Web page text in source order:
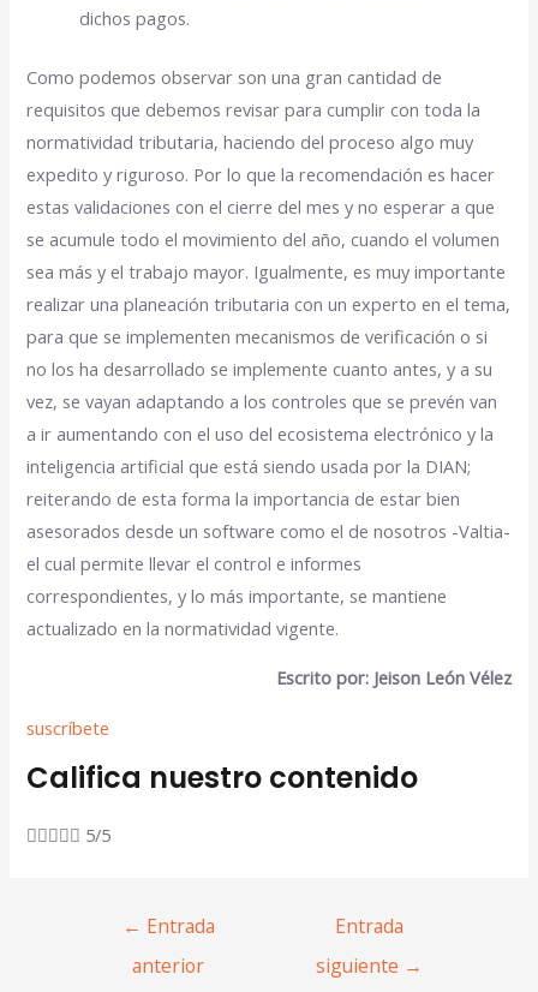
dichos pagos.
Como podemos observar son una gran cantidad de
requisitos que debemos revisar para cumplir con toda la
normatividad tributaria, haciendo del proceso algo muy
expedito y riguroso. Por lo que la recomendación es hacer
estas validaciones con el cierre del mes y no esperar a que
se acumule todo el movimiento del año, cuando el volumen
sea más y el trabajo mayor. Igualmente, es muy importante
realizar una planeación tributaria con un experto en el tema,
para que se implementen mecanismos de verificación o si
no los ha desarrollado se implemente cuanto antes, y a su
vez, se vayan adaptando a los controles que se prevén van
a ir aumentando con el uso del ecosistema electrónico y la
inteligencia artificial que está siendo usada por la DIAN;
reiterando de esta forma la importancia de estar bien
asesorados desde un software como el de nosotros -Valtia-
el cual permite llevar el control e informes
correspondientes, y lo más importante, se mantiene
actualizado en la normatividad vigente.
Escrito por: Jeison León Vélez
suscríbete
Califica nuestro contenido
 5/5
← Entrada
anterior
Entrada
siguiente →